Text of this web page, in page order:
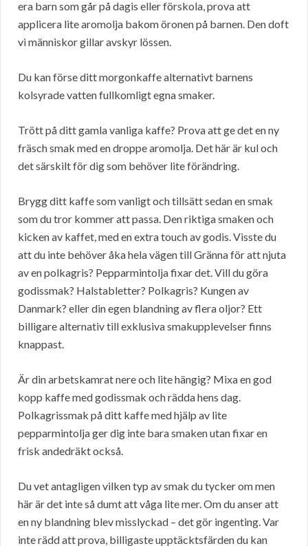
era barn som går på dagis eller förskola, prova att
applicera lite aromolja bakom öronen på barnen. Den doft
vi människor gillar avskyr lössen.
Du kan förse ditt morgonkaffe alternativt barnens
kolsyrade vatten fullkomligt egna smaker.
Trött på ditt gamla vanliga kaffe? Prova att ge det en ny
fräsch smak med en droppe aromolja. Det här är kul och
det särskilt för dig som behöver lite förändring.
Brygg ditt kaffe som vanligt och tillsätt sedan en smak
som du tror kommer att passa. Den riktiga smaken och
kicken av kaffet, med en extra touch av godis. Visste du
att du inte behöver åka hela vägen till Gränna för att njuta
av en polkagris? Pepparmintolja fixar det. Vill du göra
godissmak? Halstabletter? Polkagris? Kungen av
Danmark? eller din egen blandning av flera oljor? Ett
billigare alternativ till exklusiva smakupplevelser finns
knappast.
Är din arbetskamrat nere och lite hängig? Mixa en god
kopp kaffe med godissmak och rädda hens dag.
Polkagrissmak på ditt kaffe med hjälp av lite
pepparmintolja ger dig inte bara smaken utan fixar en
frisk andedräkt också.
Du vet antagligen vilken typ av smak du tycker om men
här är det inte så dumt att våga lite mer. Om du anser att
en ny blandning blev misslyckad – det gör ingenting. Var
inte rädd att prova, billigaste upptäcktsfärden du kan